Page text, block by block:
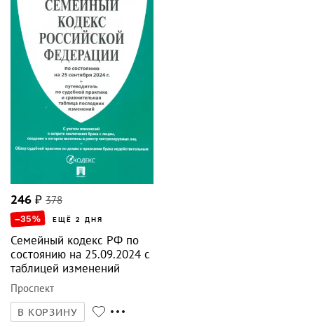
246 ₽ 378
–35% ЕЩЁ 2 ДНЯ
Семейный кодекс РФ по
состоянию на 25.09.2024 с
таблицей изменений
Проспект
В КОРЗИНУ